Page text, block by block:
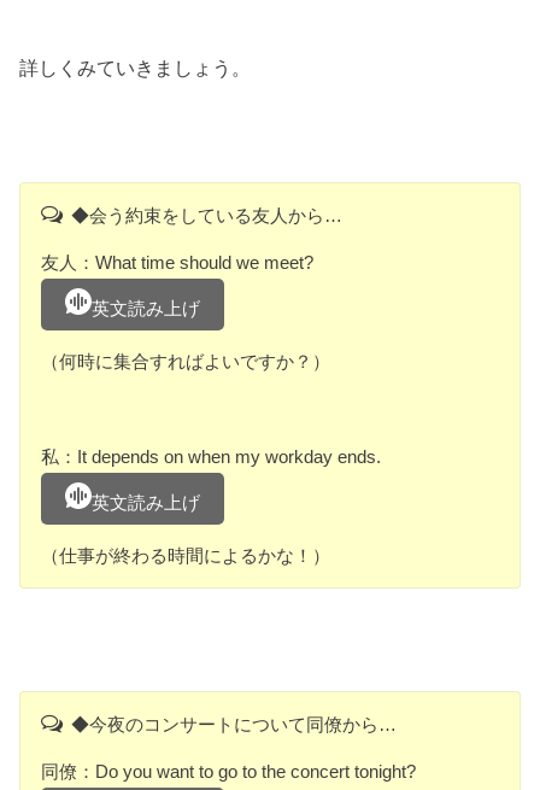
詳しくみていきましょう。
◆会う約束をしている友人から…
友人：What time should we meet?
英文読み上げ
（何時に集合すればよいですか？）
私：It depends on when my workday ends.
英文読み上げ
（仕事が終わる時間によるかな！）
◆今夜のコンサートについて同僚から…
同僚：Do you want to go to the concert tonight?